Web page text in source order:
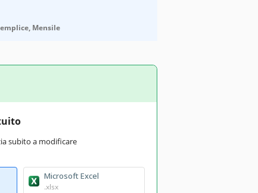
Mensile
subito a modificare
Microsoft Excel
.xlsx